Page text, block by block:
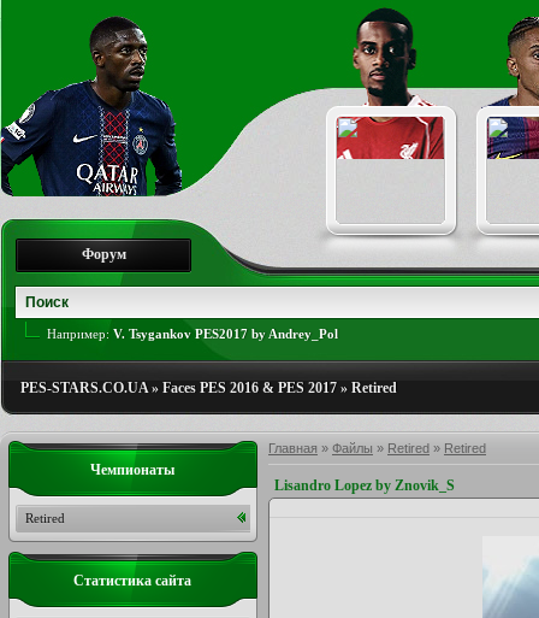
Форум
Например: V. Tsygankov PES2017 by Andrey_Pol
PES-STARS.CO.UA» Faces PES 2016 & PES 2017 » Retired
Главная » Файлы » Retired » Retired
Lisandro Lopez by Znovik_S
Чемпионаты
Retired
Статистика сайта